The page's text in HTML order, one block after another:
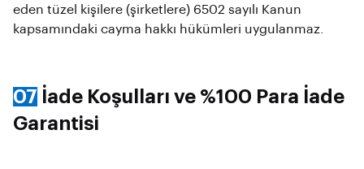
eden tüzel kişilere (şirketlere) 6502 sayılı Kanun
kapsamındaki cayma hakkı hükümleri uygulanmaz.
07 İade Koşulları ve %100 Para İade
Garantisi